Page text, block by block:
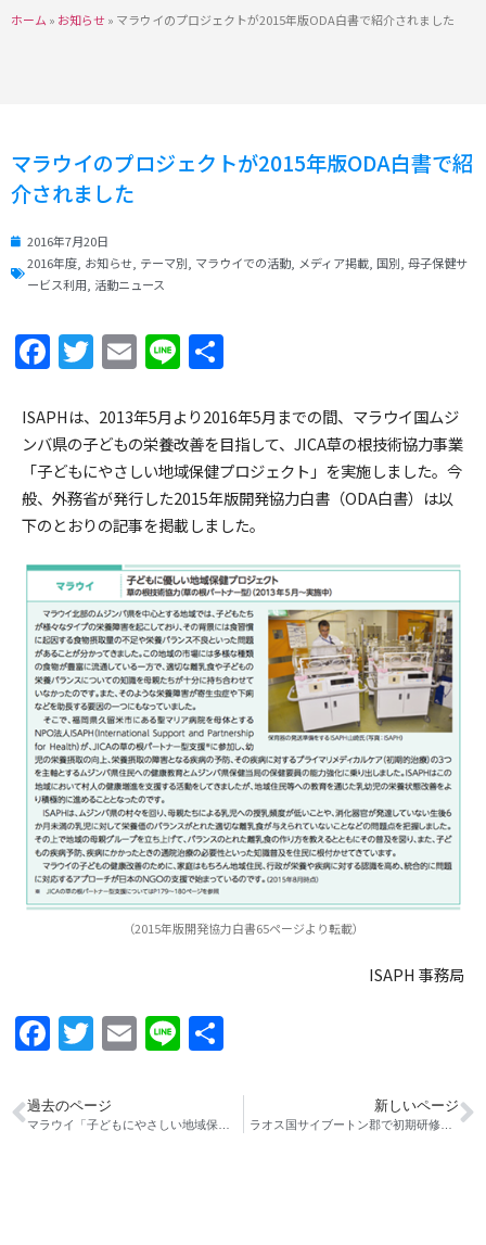
ホーム » お知らせ » マラウイのプロジェクトが2015年版ODA白書で紹介されました
マラウイのプロジェクトが2015年版ODA白書で紹
介されました
2016年7月20日
2016年度 お知らせ テーマ別 マラウイでの活動 メディア掲載 国別 母子保健サ
ービス利用 活動ニュース
Facebook
Twitter
Email
Line
ISAPHは、2013年5月より2016年5月までの間、マラウイ国ムジ
ンバ県の子どもの栄養改善を目指して、JICA草の根技術協力事業
「子どもにやさしい地域保健プロジェクト」を実施しました。今
般、外務省が発行した2015年版開発協力白書（ODA白書）は以
下のとおりの記事を掲載しました。
（2015年版開発協力白書65ページより転載）
ISAPH 事務局
Facebook
Twitter
Email
Line
過去のページ 新しいページ
ラオス国サイブートン郡で初期研修を実施